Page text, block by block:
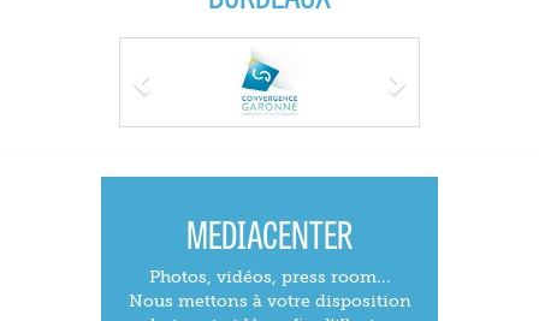
MEDIACENTER
Photos, vidéos, press room...
Nous mettons à votre disposition